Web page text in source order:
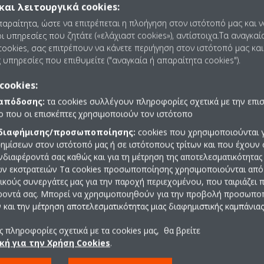
σήμερα σε σχεδόν 80.000 εργαζόμενους παγκοσμίως, εκ των
της, εξυπηρετώντας αποκλειστικά τις ανάγκες της
και η ασυναγώνιστη ποιότητα και ευελιξία των
η τεχνολογία inverter, μέχρι και οι πρόσφατες καινοτομίες στα
κατατάσσουν τη DAIKIN στην πρώτη γραμμή της
Ελλάς Α.Ε
της στην Ελλάδα στην δεκαετία του 1980, ενώ το 2004
μετατράπηκε σε Ανώνυμη Εταιρεία, θυγατρική του ομίλου
ΑΕ, πιστοποιώντας τη σημαντική της θέση στην αγορά της
συστημάτων κλιματισμού στην αγορά, η προώθηση της
για ανάπτυξη ενός ανταγωνιστικού δικτύου πωλήσεων και
ΑΕ
λειτουργικά cookies:
ώστε να επιτρέπεται η πλοήγηση στον ιστότοπό μας και
υπηρεσίες που ζητάτε («ελάχιαστ cookies»), αντίστοιχα.Τα
σας επιτρέπουν να κάνετε περιήγηση στον ιστότοπό μας
υπηρεσίες που επιθυμείτε ("αναγκαία ή απαραίτητα cookies").
τα cookies συλλέγουν πληροφορίες σχετικά με την
που οι επισκέπτες χρησιμοποιούν τον ιστότοπο
προσωποποίησης: cookies που χρησιμοποιούνται
στον ιστότοπό μας ή σε ιστότοπους τρίτων και που έχουν
σας καθώς και για τη μέτρηση της
εκστρατειών Τα cookies προσωποποίησης χρησιμοποιούνται
συνεργάτες μας για την παροχή περιεχομένου, που ταιριάζει
σας. Μπορεί να χρησιμοποιηθούν για την προβολή
την μέτρηση αποτελεσματικότητας μιας διαφημιστικής καμπάνιας
πληροφορίες σχετικά με τα cookies μας, θα βρείτε
για την Χρήση Cookies.